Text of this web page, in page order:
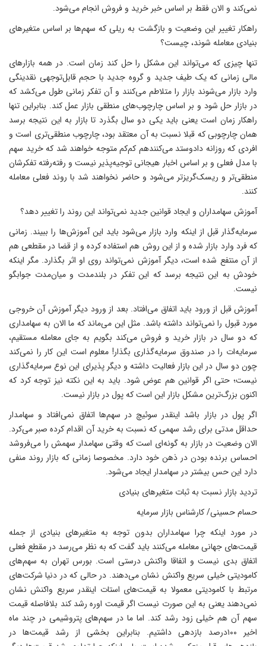
نمی‌کند و الان فقط بر اساس خبر خرید و فروش انجام می‌شود.
راهکار تغییر این وضعیت و بازگشت به ریلی که سهم‌ها بر اساس متغیرهای
بنیادی معامله شوند، چیست؟
تنها چیزی که می‌تواند این مشکل را حل کند زمان است. در همه بازارهای
مالی زمانی که یک طیف جدید و گروه جدید با حجم قابل‌توجهی نقدینگی
وارد بازار می‌شوند بازار را متلاطم می‌کنند و آن تفکر زمانی طول می‌کشد که
در بازار حل شود و بر اساس چارچوب‌های منطقی بازار عمل کند. بنابراین تنها
راهکار زمان است یعنی باید یکی دو سال بگذرد تا بازار به این نتیجه برسد
همان چارچوبی که قبلا نسبت به آن معتقد بود، چارچوب منطقی‌تری است و
افردی که روزانه دادوستد می‌کنندهم کم‌کم متوجه خواهند شد که خرید سهم
با مدل فعلی و بر اساس اخبار هیجانی توجیه‌پذیر نیست و رفته‌رفته تفکرشان
منطقی‌تر و ریسک‌گریزتر می‌شود و حاضر نخواهند شد با روند فعلی معامله
کنند.
آموزش سهامداران و ایجاد قوانین جدید نمی‌تواند این روند را تغییر دهد؟
سرمایه‌گذار قبل از اینکه وارد بازار می‌شود باید این آموزش‌ها را ببیند. زمانی
که فرد وارد بازار شده و از این روش هم استفاده کرده و از قضا در مقطعی هم
از آن منتفع شده است، دیگر آموزش نمی‌تواند روی او اثر بگذارد. مگر اینکه
خودش به این نتیجه برسد که این تفکر در بلندمدت و میان‌مدت جوابگو
نیست.
آموزش قبل از ورود باید اتفاق می‌افتاد. بعد از ورود دیگر آموزش آن خروجی
مورد قبول را نمی‌تواند داشته باشد. مثل این می‌ماند که ما الان به سهامداری
که دو سال در بازار خرید و فروش می‌کند بگویم به جای معامله مستقیم،
سرمایه‌ات را در صندوق سرمایه‌گذاری بگذار! معلوم است این کار را نمی‌کند
چون دو سال در این بازار فعالیت داشته و دیگر پذیرای این نوع سرمایه‌گذاری
نیست؛ حتی اگر قوانین هم عوض شود. باید به این نکته نیز توجه کرد که
اکنون بزرگ‌ترین مشکل بازار این است که پول در بازار نیست.
اگر پول در بازار باشد اینقدر سوئیچ در سهم‌ها اتفاق نمی‌افتاد و سهامدار
حداقل مدتی برای رشد سهمی که نسبت به خرید آن اقدام کرده صبر می‌کرد.
الان وضعیت در بازار به گونه‌ای است که وقتی سهامدار سهمش را می‌فروشد
احساس برنده بودن در ذهن خود دارد. مخصوصا زمانی که بازار روند منفی
دارد این حس بیشتر در سهامدار ایجاد می‌شود.
تردید بازار نسبت به ثبات متغیرهای بنیادی
حسام حسینی/ کارشناس بازار سرمایه
در مورد اینکه چرا سهامداران بدون توجه به متغیرهای بنیادی از جمله
قیمت‌های جهانی معامله می‌کنند باید گفت که به نظر می‌رسد در مقطع فعلی
اتفاق بدی نیست و اتفاقا واکنش درستی است. بورس تهران به سهم‌های
کامودیتی خیلی سریع واکنش نشان می‌دهند. در حالی که در دنیا شرکت‌های
مرتبط با کامودیتی معمولا به قیمت‌های استات اینقدر سریع واکنش نشان
نمی‌دهند یعنی به این صورت نیست اگر قیمت اوره رشد کند بلافاصله قیمت
سهم آن هم خیلی زود رشد کند. اما ما در سهم‌های پتروشیمی در چند ماه
اخیر ۱۰۰درصد بازدهی داشتیم. بنابراین بخشی از رشد قیمت‌ها در